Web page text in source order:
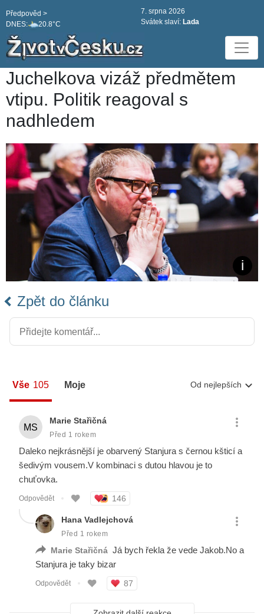
DNES: 20.8°C
Předpověd >
7. srpna 2026
Svátek slaví: Lada
Juchelkova vizáž předmětem
vtipu. Politik reagoval s
nadhledem
Zpět do článku